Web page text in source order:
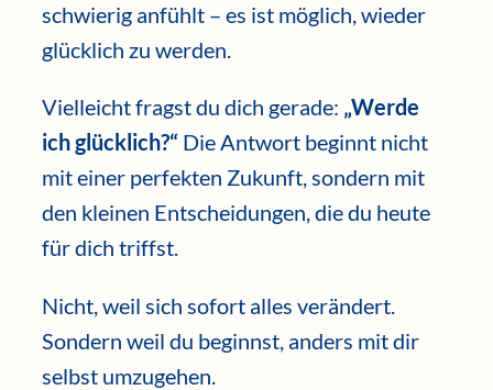
schwierig anfühlt – es ist möglich, wieder
glücklich zu werden.
Vielleicht fragst du dich gerade: „Werde
ich glücklich?“ Die Antwort beginnt nicht
mit einer perfekten Zukunft, sondern mit
den kleinen Entscheidungen, die du heute
für dich triffst.
Nicht, weil sich sofort alles verändert.
Sondern weil du beginnst, anders mit dir
selbst umzugehen.